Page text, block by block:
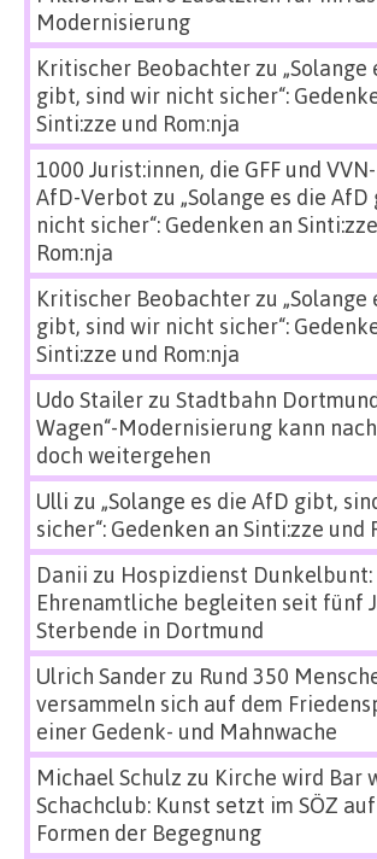
Modernisierung
Kritischer Beobachterzu „Solange
gibt, sind wir nicht sicher“:
Sinti:zze und Rom:nja
1000 Jurist:innen, die GFF und
AfD-Verbot zu „Solange es die
nicht sicher“: Gedenken an
Rom:nja
Kritischer Beobachterzu „Solange
gibt, sind wir nicht sicher“:
Sinti:zze und Rom:nja
Udo Stailerzu Stadtbahn
Wagen“-Modernisierung kann
doch weitergehen
Ulli zu „Solange es die AfD gibt,
sicher“: Gedenken an Sinti:zze und
Danii zu Hospizdienst Dunkelbunt:
Ehrenamtliche begleiten seit fünf
Sterbende in Dortmund
Ulrich Sanderzu Rund 350
versammeln sich auf dem
einer Gedenk- und Mahnwache
Michael Schulz zu Kirche wird Bar
Schachclub: Kunst setzt im SÖZ
Formen der Begegnung